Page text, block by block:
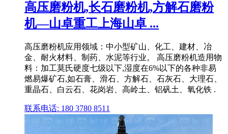
高压磨粉机,长石磨粉机,方解石磨粉
机—山卓重工上海山卓 ...
高压磨粉机应用领域：中小型矿山、化工、建材、冶
金、耐火材料、制药、水泥等行业。 高压磨粉机造用物
料：加工莫氏硬度七级以下,湿度在6%以下的各种非易
燃易爆矿石,如石膏、滑石、方解石、石灰石、大理石、
重晶石、白云石、花岗岩、高岭土、铝矾土、氧化铁 .
联系电话: 180 3780 8511